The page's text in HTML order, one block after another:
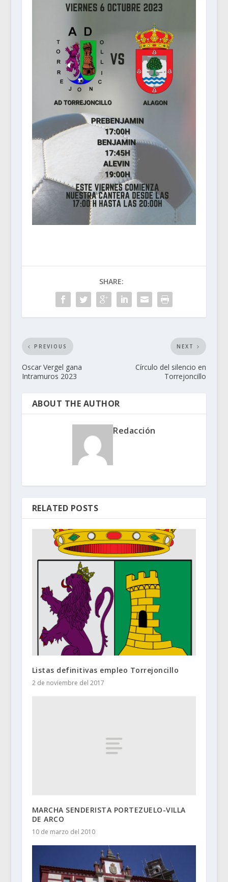
SHARE:
PREVIOUS
Oscar Vergel gana
Intramuros 2023
NEXT
Círculo del silencio en
Torrejoncillo
ABOUT THE AUTHOR
Redacción
RELATED POSTS
Listas definitivas empleo Torrejoncillo
2 de noviembre del 2017
MARCHA SENDERISTA PORTEZUELO-VILLA
DE ARCO
10 de marzo del 2010